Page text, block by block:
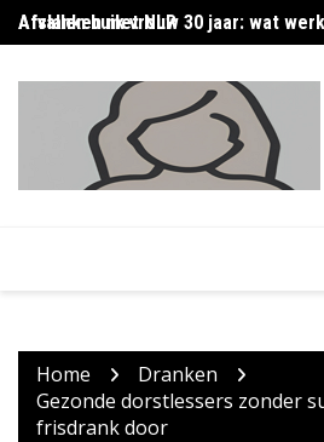
Skip
to
Afslanken met NLP
Afvallen buik vrouw 30 jaar: wat
Home
Dranken
Gezonde dorstlessers zonder
frisdrank door